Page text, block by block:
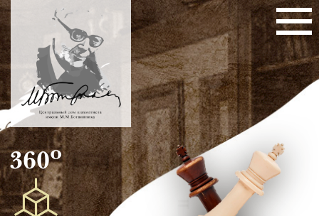
360о